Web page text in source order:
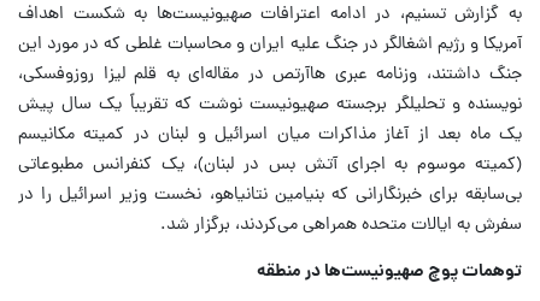
به گزارش تسنیم، در ادامه اعترافات صهیونیست‌ها به شکست اهداف
آمریکا و رژیم اشغالگر در جنگ علیه ایران و محاسبات غلطی که در مورد این
جنگ داشتند، وزنامه عبری هاآرتص در مقاله‌ای به قلم لیزا روزوفسکی،
نویسنده و تحلیلگر برجسته صهیونیست نوشت که تقریباً یک سال پیش
یک ماه بعد از آغاز مذاکرات میان اسرائیل و لبنان در کمیته مکانیسم
(کمیته موسوم به اجرای آتش بس در لبنان)، یک کنفرانس مطبوعاتی
بی‌سابقه برای خبرنگارانی که بنیامین نتانیاهو، نخست وزیر اسرائیل را در
سفرش به ایالات متحده همراهی می‌کردند، برگزار شد.
توهمات پوچ صهیونیست‌ها در منطقه